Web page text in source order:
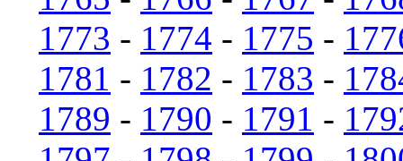
1773 - 1774 - 1775 -
1781 - 1782 - 1783 -
1789 - 1790 - 1791 -